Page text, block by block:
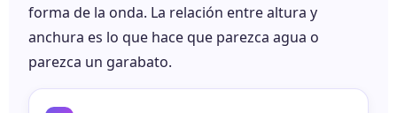
forma de la onda. La relación entre altura y
anchura es lo que hace que parezca agua o
parezca un garabato.